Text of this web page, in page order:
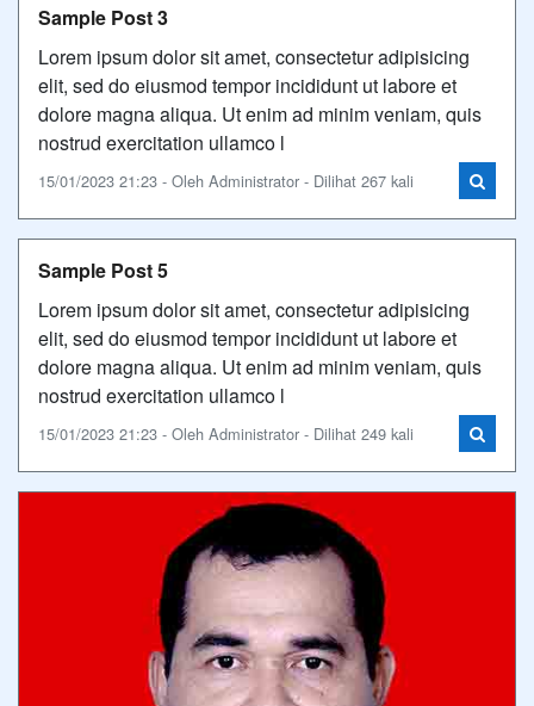
Sample Post 3
Lorem ipsum dolor sit amet, consectetur adipisicing
elit, sed do eiusmod tempor incididunt ut labore et
dolore magna aliqua. Ut enim ad minim veniam, quis
nostrud exercitation ullamco l
15/01/2023 21:23 - Oleh Administrator - Dilihat 267 kali
Sample Post 5
Lorem ipsum dolor sit amet, consectetur adipisicing
elit, sed do eiusmod tempor incididunt ut labore et
dolore magna aliqua. Ut enim ad minim veniam, quis
nostrud exercitation ullamco l
15/01/2023 21:23 - Oleh Administrator - Dilihat 249 kali